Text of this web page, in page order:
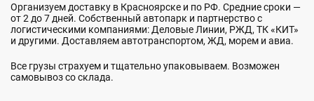
Организуем доставку в Красноярске и по РФ. Средние сроки —
от 2 до 7 дней. Собственный автопарк и партнерство с
логистическими компаниями: Деловые Линии, РЖД, ТК «КИТ»
и другими. Доставляем автотранспортом, ЖД, морем и авиа.
Все грузы страхуем и тщательно упаковываем. Возможен
самовывоз со склада.